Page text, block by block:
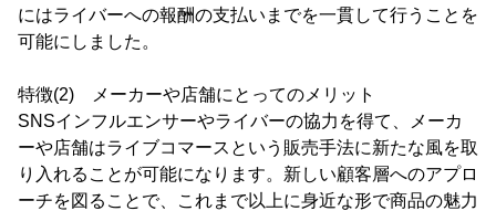
にはライバーへの報酬の支払いまでを一貫して行うことを
可能にしました。
特徴(2) メーカーや店舗にとってのメリット
SNSインフルエンサーやライバーの協力を得て、メーカ
ーや店舗はライブコマースという販売手法に新たな風を取
り入れることが可能になります。新しい顧客層へのアプロ
ーチを図ることで、これまで以上に身近な形で商品の魅力